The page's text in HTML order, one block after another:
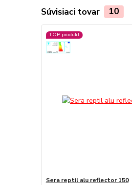
Súvisiaci tovar 10
TOP produkt
Sera reptil alu reflector 150